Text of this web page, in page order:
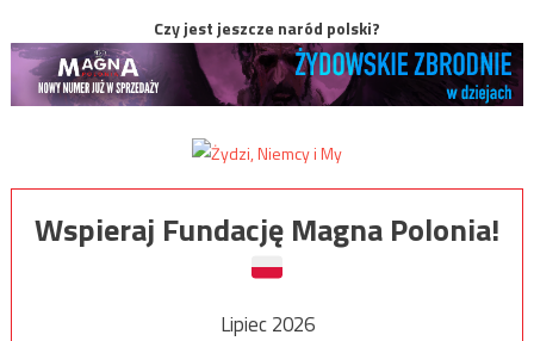
Czy jest jeszcze naród polski?
Wspieraj Fundację Magna Polonia!
Lipiec 2026